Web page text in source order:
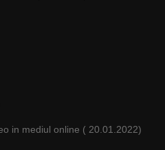
in mediul online ( 20.01.2022)